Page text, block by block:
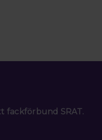
fackförbund SRAT.